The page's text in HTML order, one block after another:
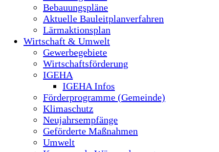
Bebauungspläne
Aktuelle Bauleitplanverfahren
Lärmaktionsplan
Wirtschaft & Umwelt
Gewerbegebiete
Wirtschaftsförderung
IGEHA
IGEHA Infos
Förderprogramme (Gemeinde)
Klimaschutz
Neujahrsempfänge
Geförderte Maßnahmen
Umwelt